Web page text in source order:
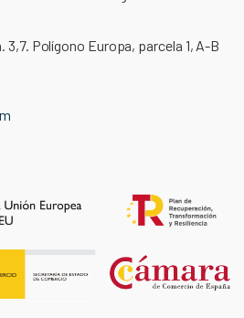
Polígono Europa, parcela 1, A-B